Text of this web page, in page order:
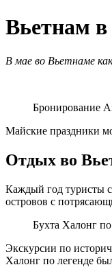
Вьетнам в
В мае во Вьетнаме
Бронирование
Майские праздники
Отдых во
Каждый год туристы
островов с
Бухта Халонг
Экскурсии по
Халонг по легенде